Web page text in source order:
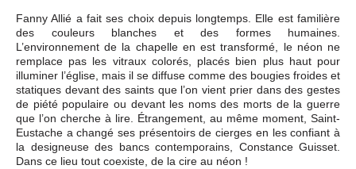
Fanny Allié a fait ses choix depuis longtemps. Elle est familière
des couleurs blanches et des formes humaines.
L’environnement de la chapelle en est transformé, le néon ne
remplace pas les vitraux colorés, placés bien plus haut pour
illuminer l’église, mais il se diffuse comme des bougies froides et
statiques devant des saints que l’on vient prier dans des gestes
de piété populaire ou devant les noms des morts de la guerre
que l’on cherche à lire. Étrangement, au même moment, Saint-
Eustache a changé ses présentoirs de cierges en les confiant à
la designeuse des bancs contemporains, Constance Guisset.
Dans ce lieu tout coexiste, de la cire au néon !